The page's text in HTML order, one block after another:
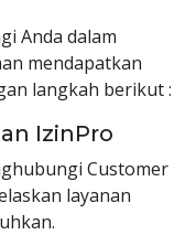
Anda dalam
mendapatkan
langkah berikut :
IzinPro
Customer
layanan